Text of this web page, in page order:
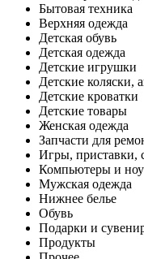
Бытовая техника
Верхняя одежда
Детская обувь
Детская одежда
Детские игрушки
Детские коляски,
Детские кроватки
Детские товары
Женская одежда
Запчасти для
Игры, приставки,
Компьютеры и
Мужская одежда
Нижнее белье
Обувь
Подарки и
Продукты